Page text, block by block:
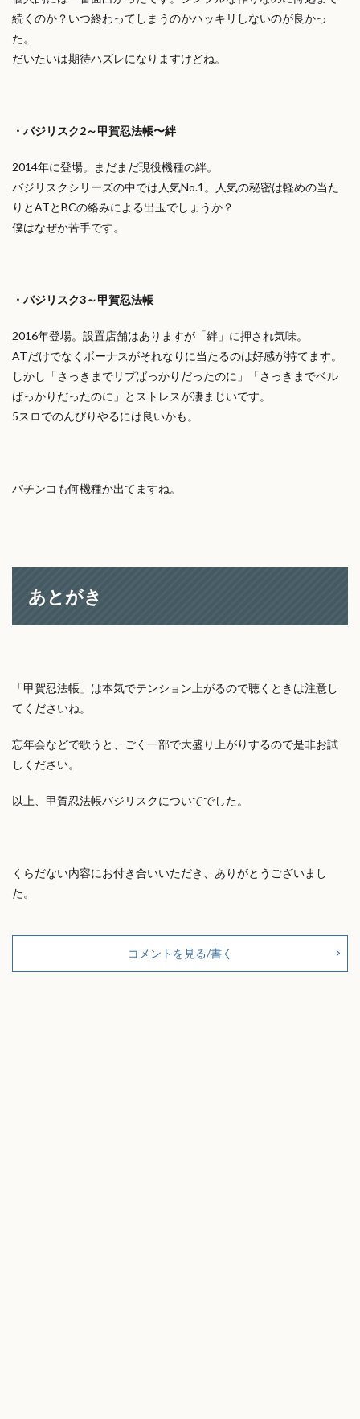
続くのか？いつ終わってしまうのかハッキリしないのが良かっ
た。
だいたいは期待ハズレになりますけどね。
・バジリスク2～甲賀忍法帳〜絆
2014年に登場。まだまだ現役機種の絆。
バジリスクシリーズの中では人気No.1。人気の秘密は軽めの当た
りとATとBCの絡みによる出玉でしょうか？
僕はなぜか苦手です。
・バジリスク3～甲賀忍法帳
2016年登場。設置店舗はありますが「絆」に押され気味。
ATだけでなくボーナスがそれなりに当たるのは好感が持てます。
しかし「さっきまでリプばっかりだったのに」「さっきまでベル
ばっかりだったのに」とストレスが凄まじいです。
5スロでのんびりやるには良いかも。
パチンコも何機種か出てますね。
あとがき
「甲賀忍法帳」は本気でテンション上がるので聴くときは注意し
てくださいね。
忘年会などで歌うと、ごく一部で大盛り上がりするので是非お試
しください。
以上、甲賀忍法帳バジリスクについてでした。
くらだない内容にお付き合いいただき、ありがとうございまし
た。
コメントを見る/書く